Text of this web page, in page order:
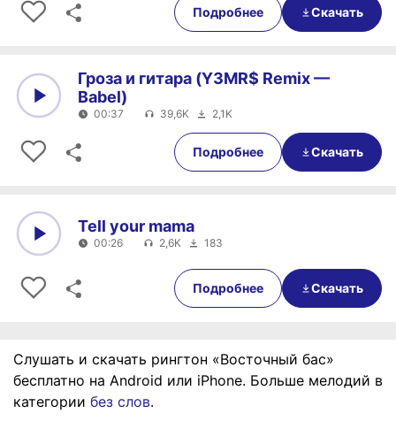
Подробнее Скачать
00:37
Гроза и гитара (Y3MR$ Remix —
Babel)
00:37 39,6K 2,1K
Подробнее Скачать
00:26
Tell your mama
00:26 2,6K 183
Подробнее Скачать
Слушать и скачать рингтон «Восточный бас»
бесплатно на Android или iPhone. Больше мелодий в
категории без слов.